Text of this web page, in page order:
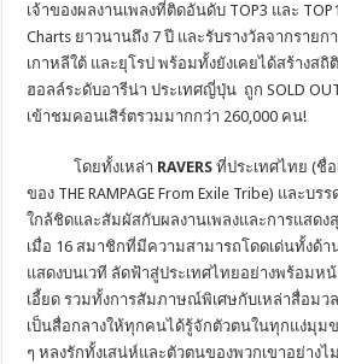
เจ้าของผลงานเพลงที่ติดอันดับ TOP3 และ
Charts ยาวนานถึง 7 ปี และรับรางวัลจากรายก
เกาหลีใต้ และยุโรป พร้อมทั้งยังเคยได้สร้างสถิติ
ฮอลล์ระดับอารีน่า ประเทศญี่ปุ่น ถูก SOLD
เข้าชมคอนเสิร์ตรวมมากกว่า 260,000 คน!
โดยทั้งเหล่า RAVERS ที่ประเทศไทย (ชื่
ของ THE RAMPAGE From Exile Tribe) และบ
ใกล้ชิดและสัมผัสกับผลงานเพลงและการแสดง
เมื่อ 16 สมาชิกที่มีความสามารถโดดเด่นทั้งด้า
แสดงบนเวที ลัดฟ้าสู่ประเทศไทยอย่างพร้อมห
เอี้ยด รวมทั้งการสัมภาษณ์พิเศษกับเหล่าสื่อมว
เป็นสื่อกลางให้ทุกคนได้รู้จักตัวตนในทุกแง่มุม
ๆ หลงรักทั้งเสน่ห์และตัวตนของพวกเขาอย่าง